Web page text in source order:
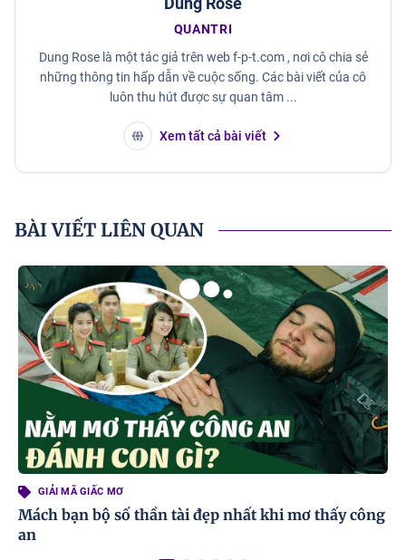
QUANTRI
Dung Rose là một tác giả trên web f-p-t.com , nơi cô chia sẻ
những thông tin hấp dẫn về cuộc sống. Các bài viết của cô
luôn thu hút được sự quan tâm ...
Xem tất cả bài viết
BÀI VIẾT LIÊN QUAN
GIẢI MÃ GIẤC MƠ
Mách bạn bộ số thần tài đẹp nhất khi mơ thấy công
an